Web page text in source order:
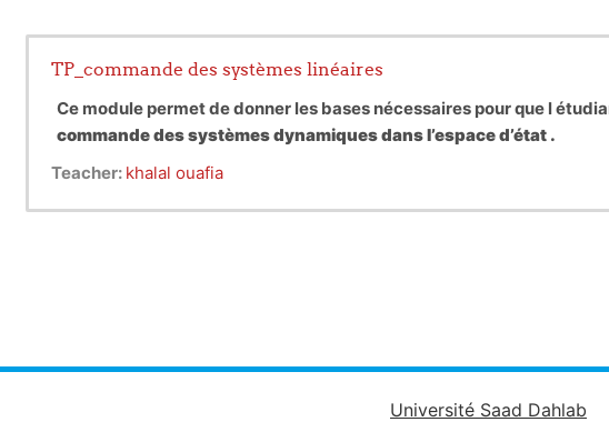
TP_commande des systèmes linéaires
Ce module permet de donner les bases nécessaires pour que l
commande des systèmes dynamiques dans l’espace d’état .
Teacher: khalal ouafia
Université Saad Dahlab